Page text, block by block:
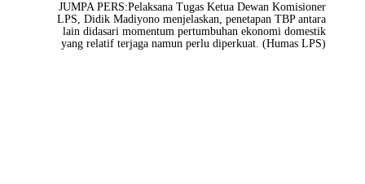
JUMPA PERS:Pelaksana Tugas Ketua Dewan Komisioner
LPS, Didik Madiyono menjelaskan, penetapan TBP antara
lain didasari momentum pertumbuhan ekonomi domestik
yang relatif terjaga namun perlu diperkuat. (Humas LPS)